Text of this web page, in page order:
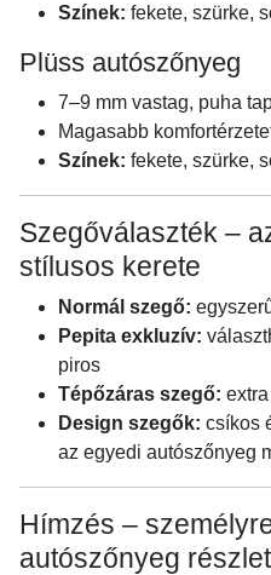
Színek: fekete, szürke,
Plüss autószőnyeg
7–9 mm vastag, puha
Magasabb
Színek: fekete, szürke,
Szegőválaszték –
stílusos kerete
Normál szegő:
Pepita exkluzív:
piros
Tépőzáras szegő:
Design szegők: csíkos
az egyedi autószőnyeg
Hímzés –
autószőnyeg részlet